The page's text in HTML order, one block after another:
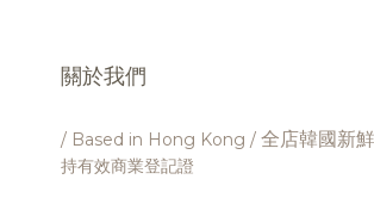
關於我們
/ Based in Hong Kong / 全店韓國新
持有效商業登記證